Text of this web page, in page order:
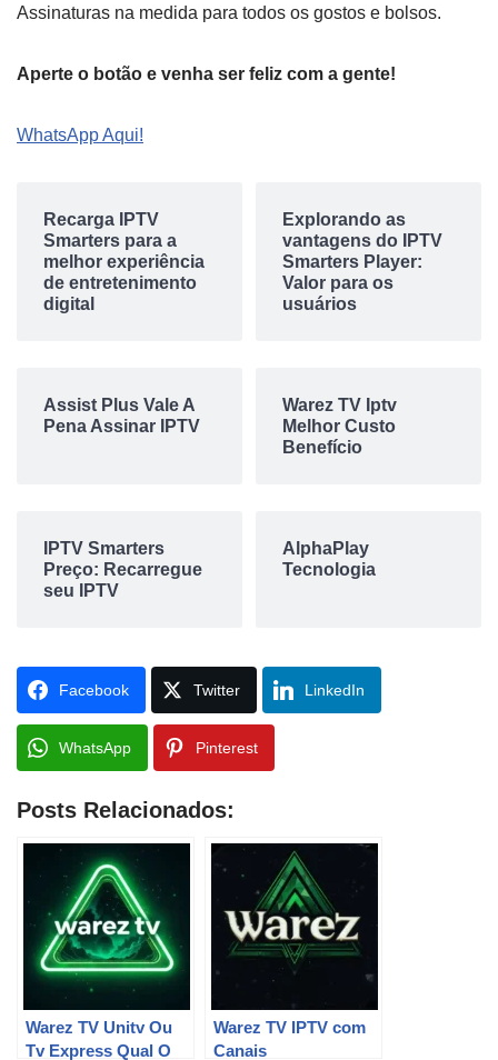
Assinaturas na medida para todos os gostos e bolsos.
Aperte o botão e venha ser feliz com a gente!
WhatsApp Aqui!
Recarga IPTV
Smarters para a
melhor experiência
de entretenimento
digital
Explorando as
vantagens do IPTV
Smarters Player:
Valor para os
usuários
Assist Plus Vale A
Pena Assinar IPTV
Warez TV Iptv
Melhor Custo
Benefício
IPTV Smarters
Preço: Recarregue
seu IPTV
AlphaPlay
Tecnologia
Facebook Twitter LinkedIn
WhatsApp Pinterest
Posts Relacionados:
Warez TV Unitv Ou
Tv Express Qual O
Warez TV IPTV com
Canais